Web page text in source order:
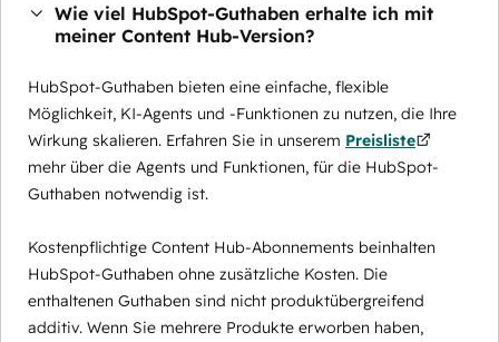
Wie viel HubSpot-Guthaben erhalte ich mit
meiner Content Hub-Version?
HubSpot-Guthaben bieten eine einfache, flexible
Möglichkeit, KI-Agents und -Funktionen zu nutzen, die Ihre
Wirkung skalieren. Erfahren Sie in unserem Preisliste
mehr über die Agents und Funktionen, für die HubSpot-
Guthaben notwendig ist.
Kostenpflichtige Content Hub-Abonnements beinhalten
HubSpot-Guthaben ohne zusätzliche Kosten. Die
enthaltenen Guthaben sind nicht produktübergreifend
additiv. Wenn Sie mehrere Produkte erworben haben,